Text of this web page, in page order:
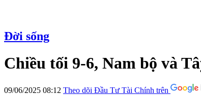
Đời sống
Chiều tối 9-6, Nam bộ và
09/06/2025 08:12 Theo dõi Đầu Tư Tài Chính trên